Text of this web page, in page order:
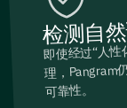
检测自
即使经过“人
理，Pangram
可靠性。